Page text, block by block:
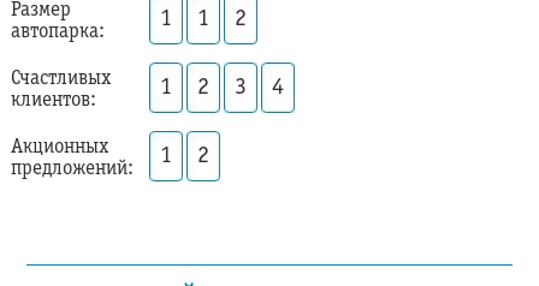
Размер
автопарка:
1 1 2
Счастливых
клиентов:
1 2 3 4
Акционных
предложений:
1 2